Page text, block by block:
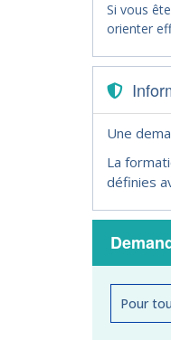
Si vous
orienter
Une
La
définies
Pour